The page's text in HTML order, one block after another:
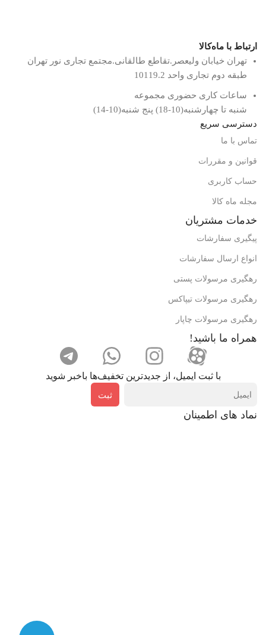
ارتباط با ماه‌کالا
تهران خیابان ولیعصر.تقاطع طالقانی.مجتمع تجاری نور تهران
طبقه دوم تجاری واحد 10119.2
ساعات کاری حضوری مجموعه
شنبه تا چهارشنبه(10-18) پنج شنبه(10-14)
دسترسی سریع
تماس با ما
قوانین و مقررات
حساب کاربری
مجله ماه کالا
خدمات مشتریان
پیگیری سفارشات
انواع ارسال سفارشات
رهگیری مرسولات پستی
رهگیری مرسولات تیپاکس
رهگیری مرسولات چاپار
همراه ما باشید!
با ثبت ایمیل، از جدید‌ترین تخفیف‌ها با‌خبر شوید
ثبت
نماد های اطمینان